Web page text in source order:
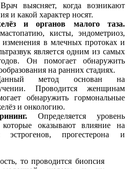
выясняет, когда возникают
и какой характер носят.
и органов малого таза.
кисты, эндометриоз,
изменения в млечных протоках и
является одним из самых
Он помогает обнаружить
на ранних стадиях.
метод основан на
Проводится женщинам
обнаружить гормональные
и онкологию.
Определяется уровень
оказывают влияние на
эстрогенов, прогестерона и
то проводится биопсия